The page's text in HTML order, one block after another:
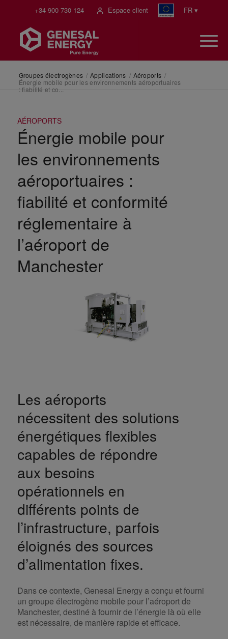
+34 900 730 124 Espace client FR ▾
Groupes électrogènes / Applications / Aéroports /
Énergie mobile pour les environnements aéroportuaires
: fiabilité et co...
AÉROPORTS
Énergie mobile pour
les environnements
aéroportuaires :
fiabilité et conformité
réglementaire à
l’aéroport de
Manchester
Les aéroports
nécessitent des solutions
énergétiques flexibles
capables de répondre
aux besoins
opérationnels en
différents points de
l’infrastructure, parfois
éloignés des sources
d’alimentation fixes.
Dans ce contexte, Genesal Energy a conçu et fourni
un groupe électrogène mobile pour l’aéroport de
Manchester, destiné à fournir de l’énergie là où elle
est nécessaire, de manière rapide et efficace.